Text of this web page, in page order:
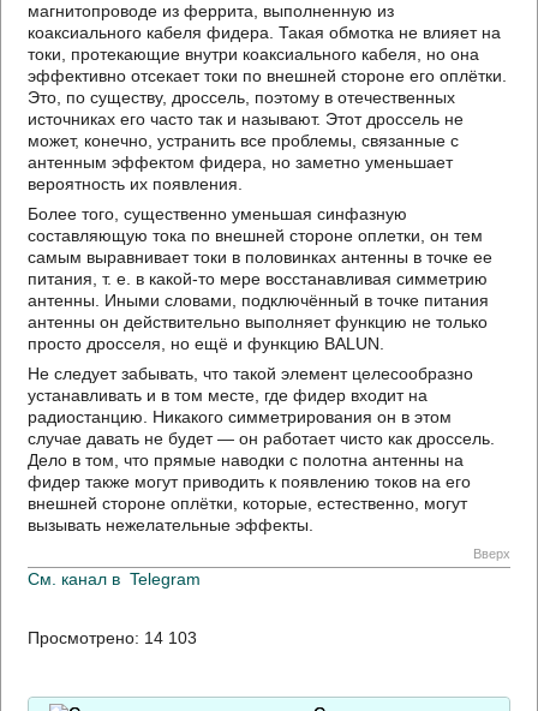
магнитопроводе из феррита, выполненную из
коаксиального кабеля фидера. Такая обмотка не влияет на
токи, протекающие внутри коаксиального кабеля, но она
эффективно отсекает токи по внешней стороне его оплётки.
Это, по существу, дроссель, поэтому в отечественных
источниках его часто так и называют. Этот дроссель не
может, конечно, устранить все проблемы, связанные с
антенным эффектом фидера, но заметно уменьшает
вероятность их появления.
Более того, существенно уменьшая синфазную
составляющую тока по внешней стороне оплетки, он тем
самым выравнивает токи в половинках антенны в точке ее
питания, т. е. в какой-то мере восстанавливая симметрию
антенны. Иными словами, подключённый в точке питания
антенны он действительно выполняет функцию не только
просто дросселя, но ещё и функцию BALUN.
Не следует забывать, что такой элемент целесообразно
устанавливать и в том месте, где фидер входит на
радиостанцию. Никакого симметрирования он в этом
случае давать не будет — он работает чисто как дроссель.
Дело в том, что прямые наводки с полотна антенны на
фидер также могут приводить к появлению токов на его
внешней стороне оплётки, которые, естественно, могут
вызывать нежелательные эффекты.
Вверх
См. канал в Telegram
Просмотрено: 14 103